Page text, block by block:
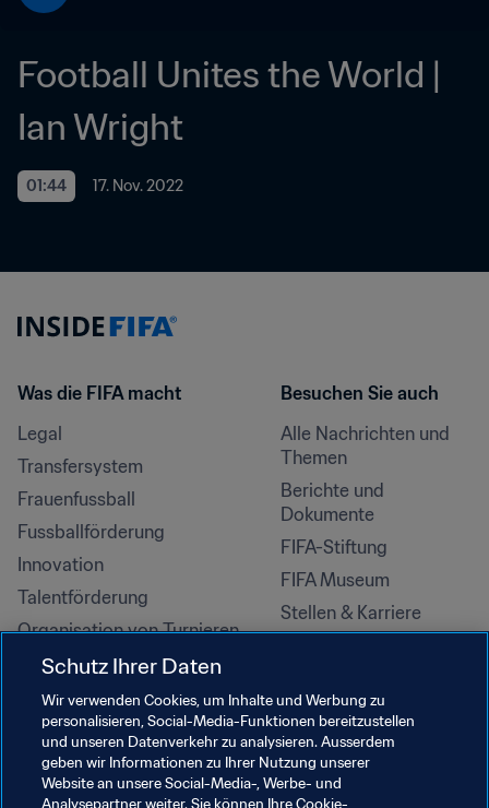
Football Unites the World |
Ian Wright
01:44 17. Nov. 2022
Was die FIFA macht
Legal
Transfersystem
Frauenfussball
Fussballförderung
Innovation
Talentförderung
Organisation von Turnieren
Nachhaltigkeit
Menschenrechte und
Antidiskriminierung
Gesundheit und Medizin
Bildungsinitiativen
Besuchen Sie auch
Alle Nachrichten und
Themen
Berichte und
Dokumente
FIFA-Stiftung
FIFA Museum
Stellen & Karriere
Schutz Ihrer Daten
Wir verwenden Cookies, um Inhalte und Werbung zu
personalisieren, Social-Media-Funktionen bereitzustellen
und unseren Datenverkehr zu analysieren. Ausserdem
geben wir Informationen zu Ihrer Nutzung unserer
Website an unsere Social-Media-, Werbe- und
Analysepartner weiter. Sie können Ihre Cookie-